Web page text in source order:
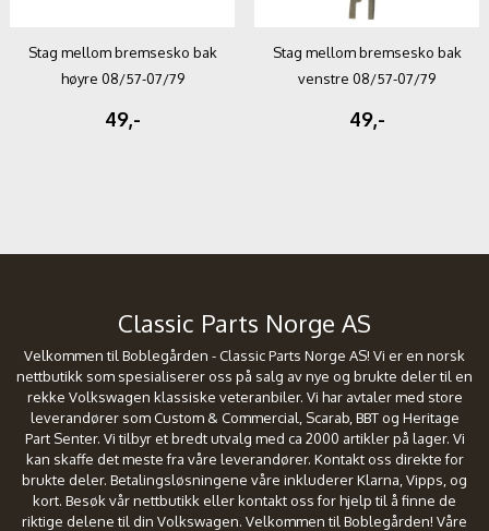
Stag mellom bremsesko bak
høyre 08/57-07/79
49,-
Stag mellom bremsesko bak
venstre 08/57-07/79
49,-
Classic Parts Norge AS
Velkommen til Boblegården - Classic Parts Norge AS! Vi er en norsk
nettbutikk som spesialiserer oss på salg av nye og brukte deler til en
rekke Volkswagen klassiske veteranbiler. Vi har avtaler med store
leverandører som Custom & Commercial, Scarab, BBT og Heritage
Part Senter. Vi tilbyr et bredt utvalg med ca 2000 artikler på lager. Vi
kan skaffe det meste fra våre leverandører. Kontakt oss direkte for
brukte deler. Betalingsløsningene våre inkluderer Klarna, Vipps, og
kort. Besøk vår nettbutikk eller kontakt oss for hjelp til å finne de
riktige delene til din Volkswagen. Velkommen til Boblegården! Våre